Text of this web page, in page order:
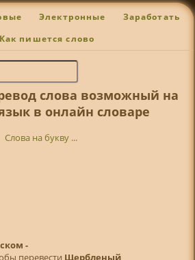
Электронные Заработать
Как пишется слово
слова возможный на
в онлайн словаре
Слова на букву ...
-
перевести Щербленый